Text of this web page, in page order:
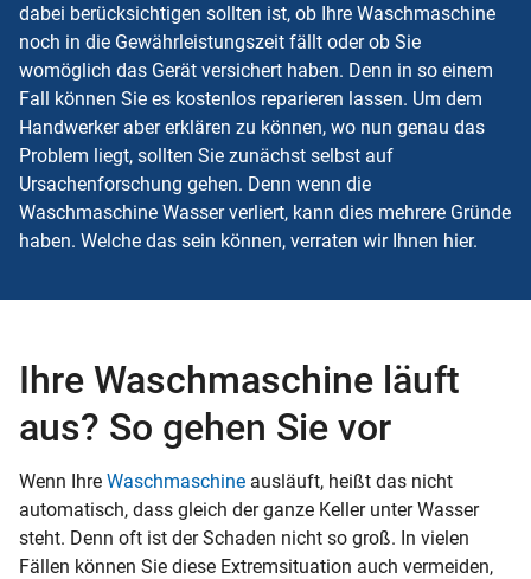
dabei berücksichtigen sollten ist, ob Ihre Waschmaschine
noch in die Gewährleistungszeit fällt oder ob Sie
womöglich das Gerät versichert haben. Denn in so einem
Fall können Sie es kostenlos reparieren lassen. Um dem
Handwerker aber erklären zu können, wo nun genau das
Problem liegt, sollten Sie zunächst selbst auf
Ursachenforschung gehen. Denn wenn die
Waschmaschine Wasser verliert, kann dies mehrere Gründe
haben. Welche das sein können, verraten wir Ihnen hier.
Ihre Waschmaschine läuft
aus? So gehen Sie vor
Wenn Ihre Waschmaschine ausläuft, heißt das nicht
automatisch, dass gleich der ganze Keller unter Wasser
steht. Denn oft ist der Schaden nicht so groß. In vielen
Fällen können Sie diese Extremsituation auch vermeiden,